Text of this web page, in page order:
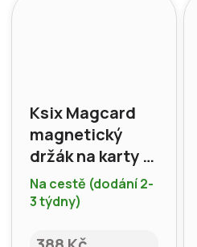
Ksix Magcard
magnetický
držák na karty s
MagSafe, černá
Na cestě (dodání 2-
3 týdny)